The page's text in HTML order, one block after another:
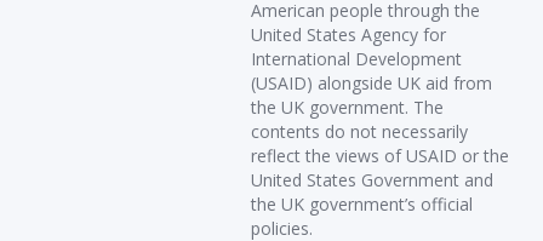
American people through the
United States Agency for
International Development
(USAID) alongside UK aid from
the UK government. The
contents do not necessarily
reflect the views of USAID or the
United States Government and
the UK government’s official
policies.